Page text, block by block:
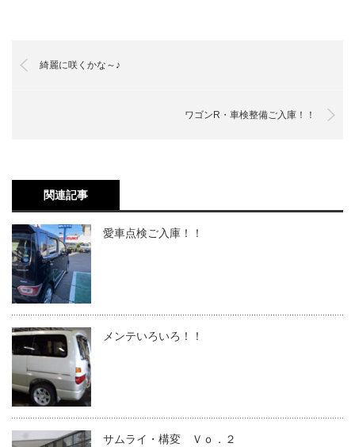
綺麗に咲くかな～♪
ワゴンR・車検整備ご入庫！！
関連記事
愛車点検ご入庫！！
メンテいろいろ！！
サムライ・構変 Ｖｏ．２